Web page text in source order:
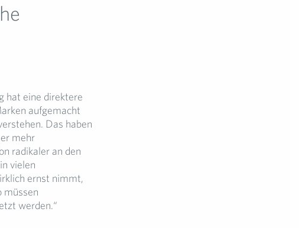
hat eine direktere
aufgemacht
Das haben
mehr
radikaler an den
vielen
ernst nimmt,
müssen
werden.“